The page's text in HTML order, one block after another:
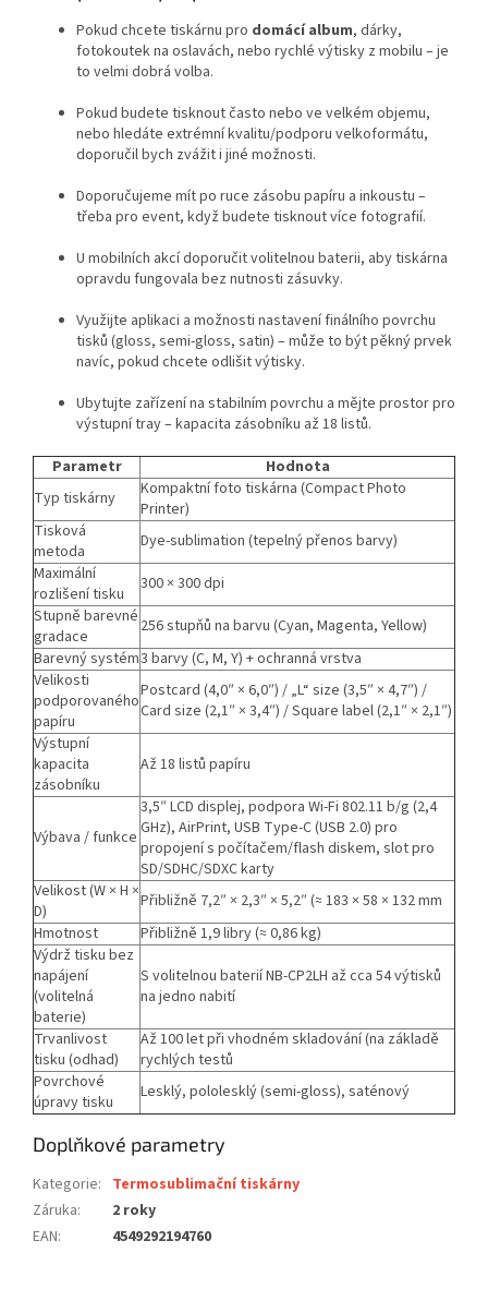
Pokud chcete tiskárnu pro domácí album, dárky,
fotokoutek na oslavách, nebo rychlé výtisky z mobilu – je
to velmi dobrá volba.
Pokud budete tisknout často nebo ve velkém objemu,
nebo hledáte extrémní kvalitu/podporu velkoformátu,
doporučil bych zvážit i jiné možnosti.
Doporučujeme mít po ruce zásobu papíru a inkoustu –
třeba pro event, když budete tisknout více fotografií.
U mobilních akcí doporučit volitelnou baterii, aby tiskárna
opravdu fungovala bez nutnosti zásuvky.
Využijte aplikaci a možnosti nastavení finálního povrchu
tisků (gloss, semi-gloss, satin) – může to být pěkný prvek
navíc, pokud chcete odlišit výtisky.
Ubytujte zařízení na stabilním povrchu a mějte prostor pro
výstupní tray – kapacita zásobníku až 18 listů.
Parametr
Hodnota
Typ tiskárny
Kompaktní foto tiskárna (Compact Photo
Printer)
Tisková
metoda
Dye-sublimation (tepelný přenos barvy)
Maximální
rozlišení tisku
300 × 300 dpi
Stupně barevné
gradace
256 stupňů na barvu (Cyan, Magenta, Yellow)
Barevný systém3 barvy (C, M, Y) + ochranná vrstva
Velikosti
podporovaného
papíru
Postcard (4,0″ × 6,0″) / „L“ size (3,5″ × 4,7″) /
Card size (2,1″ × 3,4″) / Square label (2,1″ × 2,1″)
Výstupní
kapacita
zásobníku
Až 18 listů papíru
Výbava / funkce
3,5″ LCD displej, podpora Wi-Fi 802.11 b/g (2,4
GHz), AirPrint, USB Type-C (USB 2.0) pro
propojení s počítačem/flash diskem, slot pro
SD/SDHC/SDXC karty
Velikost (W × H ×
D)
Přibližně 7,2″ × 2,3″ × 5,2″ (≈ 183 × 58 × 132 mm
Hmotnost
Přibližně 1,9 libry (≈ 0,86 kg)
Výdrž tisku bez
napájení
(volitelná
baterie)
S volitelnou baterií NB-CP2LH až cca 54 vý­tisků
na jedno nabití
Trvanlivost
tisku (odhad)
Až 100 let při vhodném skladování (na základě
rychlých testů
Povrchové
úpravy tisku
Lesklý, pololesklý (semi-gloss), saténový
Doplňkové parametry
Kategorie: Termosublimační tiskárny
Záruka:
2 roky
EAN: 4549292194760